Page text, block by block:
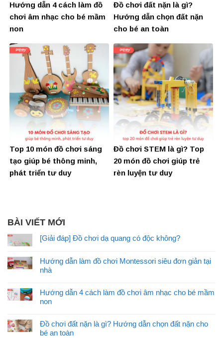
Hướng dẫn 4 cách làm đồ
chơi âm nhạc cho bé mầm
non
Đồ chơi đất nặn là gì?
Hướng dẫn chọn đất nặn
cho bé an toàn
Top 10 món đồ chơi sáng
tạo giúp bé thông minh,
phát triển tư duy
Đồ chơi STEM là gì? Top
20 món đồ chơi giúp trẻ
rèn luyện tư duy
BÀI VIẾT MỚI
[Giải đáp] Đồ chơi dạ quang có độc không?
Hướng dẫn làm đồ chơi Montessori siêu đơn giản tại
nhà
Hướng dẫn 4 cách làm đồ chơi âm nhạc cho bé mầm
non
Đồ chơi đất nặn là gì? Hướng dẫn chọn đất nặn cho
bé an toàn